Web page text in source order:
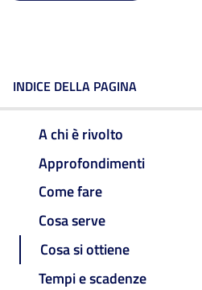
INDICE DELLA PAGINA
A chi è rivolto
Approfondimenti
Come fare
Cosa serve
Cosa si ottiene
Tempi e scadenze